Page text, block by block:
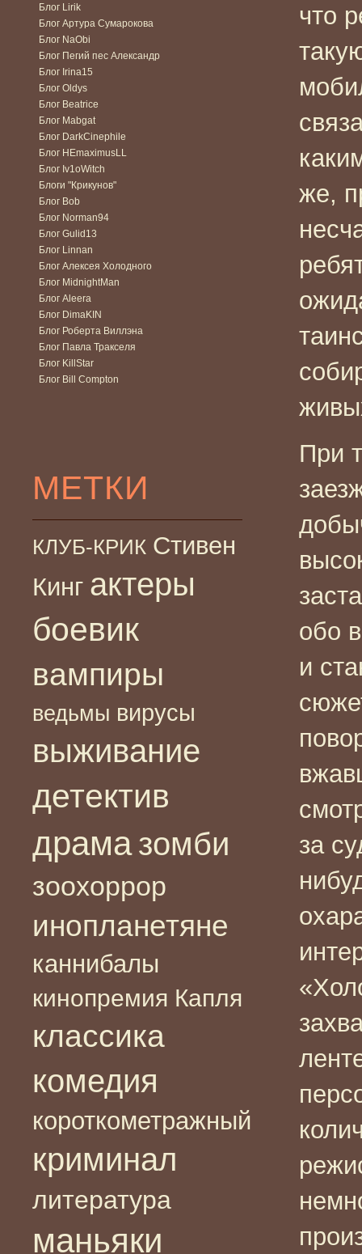
Блог Lirik
Блог Артура Сумарокова
Блог NaObi
Блог Пегий пес Александр
Блог Irina15
Блог Oldys
Блог Beatrice
Блог Mabgat
Блог DarkCinephile
Блог HEmaximusLL
Блог Iv1oWitch
Блоги "Крикунов"
Блог Bob
Блог Norman94
Блог Gulid13
Блог Linnan
Блог Алексея Холодного
Блог MidnightMan
Блог Aleera
Блог DimaKIN
Блог Роберта Виллэна
Блог Павла Тракселя
Блог KillStar
Блог Bill Compton
МЕТКИ
КЛУБ-КРИК Стивен
Кинг актеры
боевик
вампиры
ведьмы вирусы
выживание
детектив
драма зомби
зоохоррор
инопланетяне
каннибалы
кинопремия Капля
классика
комедия
короткометражный
криминал
литература
маньяки
что
же,
При
обо
и
за